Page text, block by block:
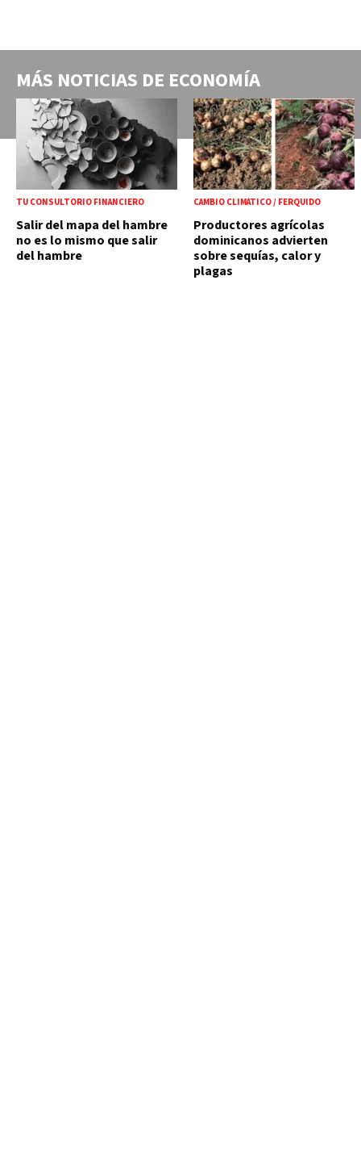
MÁS NOTICIAS DE ECONOMÍA
TU CONSULTORIO FINANCIERO
Salir del mapa del hambre
no es lo mismo que salir
del hambre
CAMBIO CLIMÁTICO / FERQUIDO
Productores agrícolas
dominicanos advierten
sobre sequías, calor y
plagas